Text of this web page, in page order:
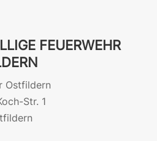
FEUERWEHR
Ostfildern
Str. 1